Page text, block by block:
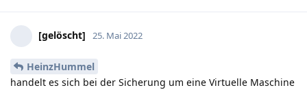
[gelöscht] 25. Mai 2022
HeinzHummel
handelt es sich bei der Sicherung um eine Virtuelle Maschine